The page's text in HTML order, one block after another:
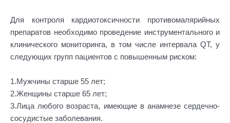
Для контроля кардиотоксичности противомалярийных
препаратов необходимо проведение инструментального и
клинического мониторинга, в том числе интервала QT, у
следующих групп пациентов с повышенным риском:
1.Мужчины старше 55 лет;
2.Женщины старше 65 лет;
3.Лица любого возраста, имеющие в анамнезе сердечно-
сосудистые заболевания.